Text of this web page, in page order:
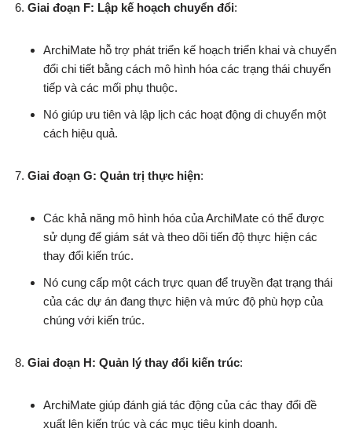
Giai đoạn F: Lập kế hoạch chuyển đổi:
ArchiMate hỗ trợ phát triển kế hoạch triển khai và chuyển
đổi chi tiết bằng cách mô hình hóa các trạng thái chuyển
tiếp và các mối phụ thuộc.
Nó giúp ưu tiên và lập lịch các hoạt động di chuyển một
cách hiệu quả.
Giai đoạn G: Quản trị thực hiện:
Các khả năng mô hình hóa của ArchiMate có thể được
sử dụng để giám sát và theo dõi tiến độ thực hiện các
thay đổi kiến trúc.
Nó cung cấp một cách trực quan để truyền đạt trạng thái
của các dự án đang thực hiện và mức độ phù hợp của
chúng với kiến trúc.
Giai đoạn H: Quản lý thay đổi kiến trúc:
ArchiMate giúp đánh giá tác động của các thay đổi đề
xuất lên kiến trúc và các mục tiêu kinh doanh.